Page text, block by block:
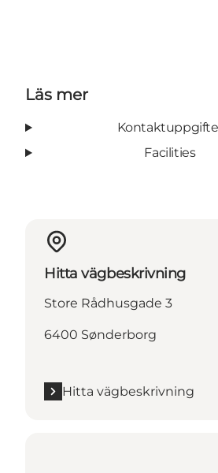
Läs mer
Facilities
Hitta vägbeskrivning
Store Rådhusgade 3
6400 Sønderborg
Hitta vägbeskrivning